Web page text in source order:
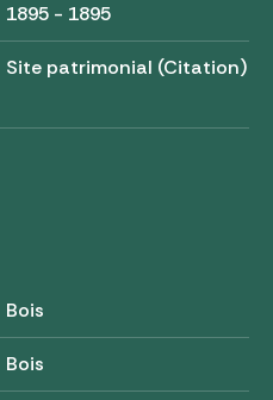
1895 - 1895
Site patrimonial (Citation)
Bois
Bois